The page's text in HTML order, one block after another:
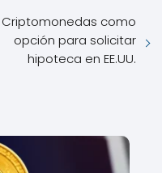
Criptomonedas como
opción para solicitar
hipoteca en EE.UU.